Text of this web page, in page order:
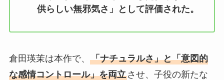
供らしい無邪気さ」として評価された。
倉田瑛茉は本作で、 「ナチュラルさ」と「意図的
な感情コントロール」を両立させ、子役の新たな